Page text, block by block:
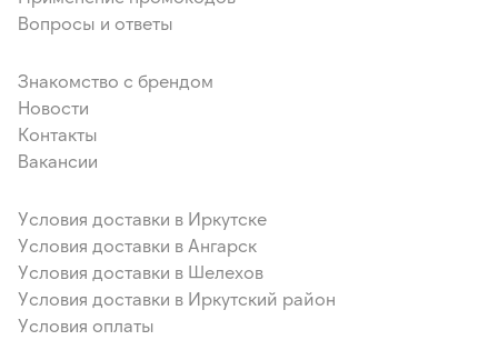
Вопросы и ответы
Знакомство с брендом
Новости
Контакты
Вакансии
Условия доставки в Иркутске
Условия доставки в Ангарск
Условия доставки в Шелехов
Условия доставки в Иркутский район
Условия оплаты